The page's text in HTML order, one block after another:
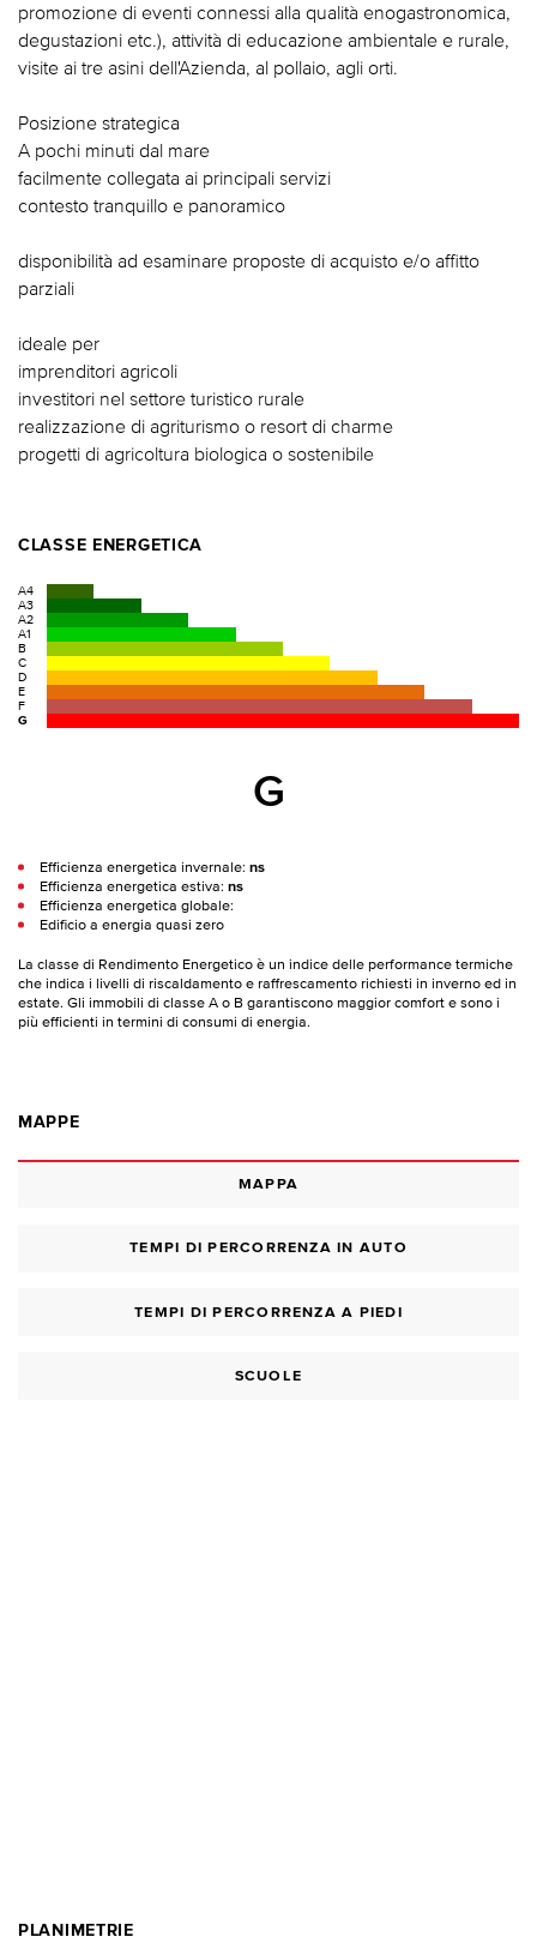
promozione di eventi connessi alla qualità enogastronomica,
degustazioni etc.), attività di educazione ambientale e rurale,
visite ai tre asini dell'Azienda, al pollaio, agli orti.
Posizione strategica
A pochi minuti dal mare
facilmente collegata ai principali servizi
contesto tranquillo e panoramico
disponibilità ad esaminare proposte di acquisto e/o affitto
parziali
ideale per
imprenditori agricoli
investitori nel settore turistico rurale
realizzazione di agriturismo o resort di charme
progetti di agricoltura biologica o sostenibile
CLASSE ENERGETICA
A4
A3
A2
A1
B
C
D
E
F
G
G
Efficienza energetica invernale: ns
Efficienza energetica estiva: ns
Efficienza energetica globale:
Edificio a energia quasi zero
La classe di Rendimento Energetico è un indice delle performance termiche
che indica i livelli di riscaldamento e raffrescamento richiesti in inverno ed in
estate. Gli immobili di classe A o B garantiscono maggior comfort e sono i
più efficienti in termini di consumi di energia.
MAPPE
MAPPA
TEMPI DI PERCORRENZA IN AUTO
TEMPI DI PERCORRENZA A PIEDI
SCUOLE
PLANIMETRIE